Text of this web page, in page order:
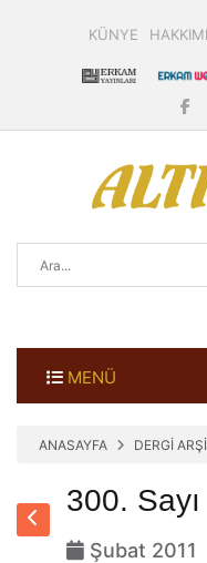
KÜNYE
MENÜ
ANASAYFA DERGİ
300. Sayı
Şubat 2011